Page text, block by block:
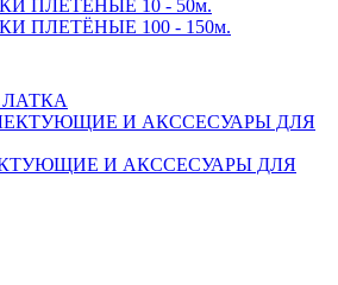
ПЛЕТЁНЫЕ 10 - 50м.
ПЛЕТЁНЫЕ 100 - 150м.
И АКССЕСУАРЫ ДЛЯ